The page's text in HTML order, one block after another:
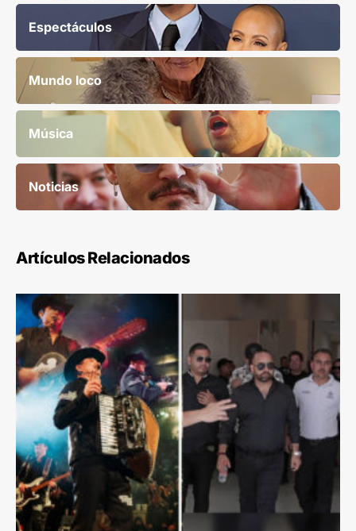
Espectáculos
Mundo loco
Música
Noticias
Artículos Relacionados